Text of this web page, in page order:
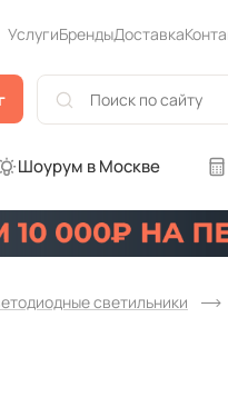
УслугиБрендыДоставка
Шоурум в Москве
светильники